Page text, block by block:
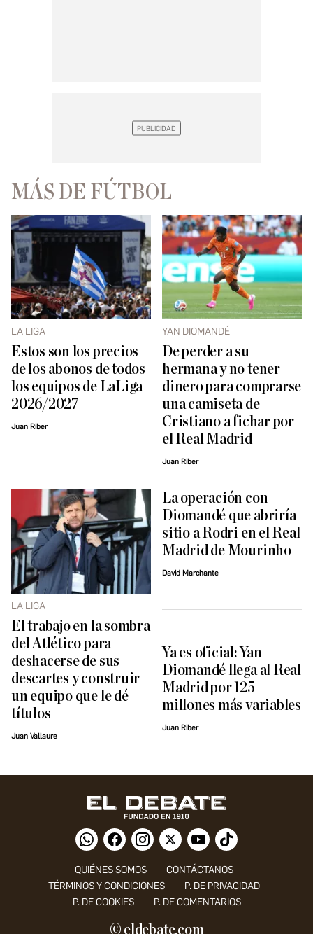
MÁS DE FÚTBOL
LA LIGA
Estos son los precios
de los abonos de todos
los equipos de LaLiga
2026/2027
Juan Riber
YAN DIOMANDÉ
De perder a su
hermana y no tener
dinero para comprarse
una camiseta de
Cristiano a fichar por
el Real Madrid
Juan Riber
LA LIGA
El trabajo en la sombra
del Atlético para
deshacerse de sus
descartes y construir
un equipo que le dé
títulos
Juan Vallaure
La operación con
Diomandé que abriría
sitio a Rodri en el Real
Madrid de Mourinho
David Marchante
Ya es oficial: Yan
Diomandé llega al Real
Madrid por 125
millones más variables
Juan Riber
QUIÉNES SOMOS
CONTÁCTANOS
TÉRMINOS Y CONDICIONES
P. DE PRIVACIDAD
P. DE COOKIES
P. DE COMENTARIOS
© eldebate.com